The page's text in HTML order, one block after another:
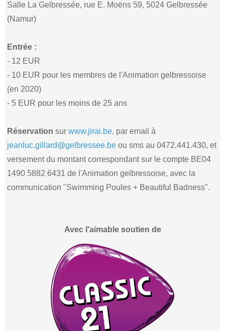
Salle La Gelbressée, rue E. Moëns 59, 5024 Gelbressée
(Namur)
Entrée :
- 12 EUR
- 10 EUR pour les membres de l'Animation gelbressoise
(en 2020)
- 5 EUR pour les moins de 25 ans
Réservation surwww.jirai.be, par email à
jeanluc.gillard@gelbressee.be ou sms au 0472.441.430, et
versement du montant correspondant sur le compte BE04
1490 5882 6431 de l'Animation gelbressoise, avec la
communication "Swimming Poules + Beautiful Badness".
Avec l'aimable soutien de